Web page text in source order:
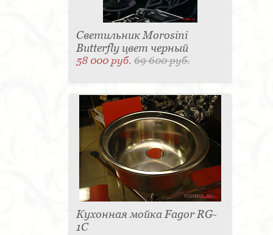
Светильник Morosini
Butterfly цвет черный
58 000 руб.69 600 руб.
Кухонная мойка Fagor RG-
1C